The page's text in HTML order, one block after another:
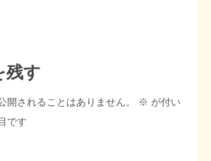
残す
開されることはありません。 ※ が付い
です